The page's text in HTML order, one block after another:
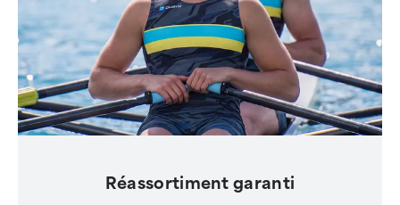
Réassortiment garanti